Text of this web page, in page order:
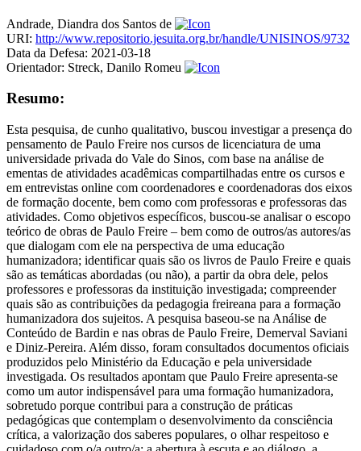
Andrade, Diandra dos Santos de
URI: http://www.repositorio.jesuita.org.br/handle/UNISINOS/9732
Data da Defesa: 2021-03-18
Orientador: Streck, Danilo Romeu
Resumo:
Esta pesquisa, de cunho qualitativo, buscou investigar a presença do
pensamento de Paulo Freire nos cursos de licenciatura de uma
universidade privada do Vale do Sinos, com base na análise de
ementas de atividades acadêmicas compartilhadas entre os cursos e
em entrevistas online com coordenadores e coordenadoras dos eixos
de formação docente, bem como com professoras e professoras das
atividades. Como objetivos específicos, buscou-se analisar o escopo
teórico de obras de Paulo Freire – bem como de outros/as autores/as
que dialogam com ele na perspectiva de uma educação
humanizadora; identificar quais são os livros de Paulo Freire e quais
são as temáticas abordadas (ou não), a partir da obra dele, pelos
professores e professoras da instituição investigada; compreender
quais são as contribuições da pedagogia freireana para a formação
humanizadora dos sujeitos. A pesquisa baseou-se na Análise de
Conteúdo de Bardin e nas obras de Paulo Freire, Demerval Saviani
e Diniz-Pereira. Além disso, foram consultados documentos oficiais
produzidos pelo Ministério da Educação e pela universidade
investigada. Os resultados apontam que Paulo Freire apresenta-se
como um autor indispensável para uma formação humanizadora,
sobretudo porque contribui para a construção de práticas
pedagógicas que contemplam o desenvolvimento da consciência
crítica, a valorização dos saberes populares, o olhar respeitoso e